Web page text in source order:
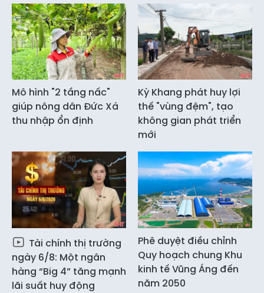
Mô hình "2 tầng nấc"
giúp nông dân Đức Xá
thu nhập ổn định
Kỳ Khang phát huy lợi
thế "vùng đệm", tạo
không gian phát triển
mới
Tài chính thị trường
ngày 6/8: Một ngân
hàng “Big 4” tăng mạnh
lãi suất huy động
Phê duyệt điều chỉnh
Quy hoạch chung Khu
kinh tế Vũng Áng đến
năm 2050